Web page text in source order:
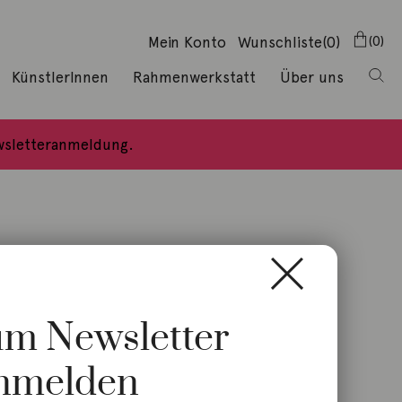
Mein Konto (0)
Wunschliste 0
KünstlerInnen Rahmenwerkstatt Über uns
Newsletter